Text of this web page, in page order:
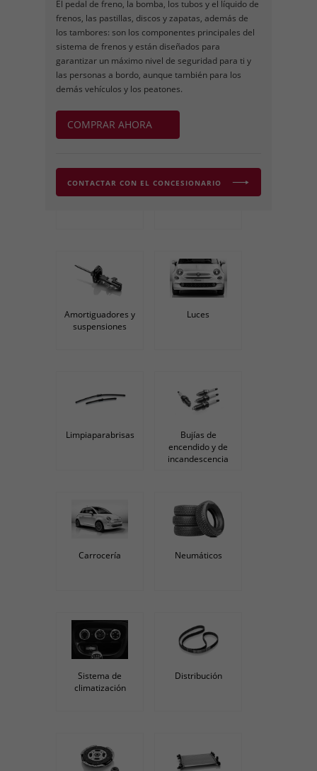
El pedal de freno, la bomba, los tubos y el líquido de
frenos, las pastillas, discos y zapatas, además de
los tambores: son los componentes principales del
sistema de frenos y están diseñados para
garantizar un máximo nivel de seguridad para ti y
las personas a bordo, aunque también para los
demás vehículos y los peatones.
COMPRAR AHORA
CONTACTAR CON EL CONCESIONARIO
Batería Filtros
Amortiguadores y
suspensiones
Luces
Limpiaparabrisas
Bujías de
encendido y de
incandescencia
Carrocería Neumáticos
Sistema de
climatización
Distribución